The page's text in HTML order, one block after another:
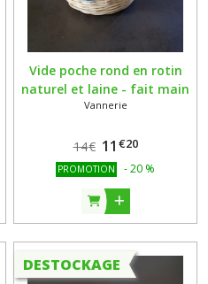
Vide poche rond en rotin
naturel et laine - fait main
Vannerie
14€ 11 €20
PROMOTION -20 %
DESTOCKAGE